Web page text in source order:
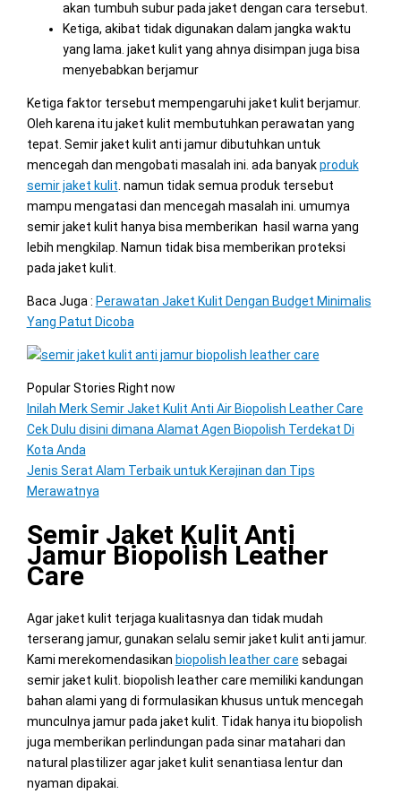
akan tumbuh subur pada jaket dengan cara tersebut.
Ketiga, akibat tidak digunakan dalam jangka waktu
yang lama. jaket kulit yang ahnya disimpan juga bisa
menyebabkan berjamur
Ketiga faktor tersebut mempengaruhi jaket kulit berjamur.
Oleh karena itu jaket kulit membutuhkan perawatan yang
tepat. Semir jaket kulit anti jamur dibutuhkan untuk
mencegah dan mengobati masalah ini. ada banyakproduk
semir jaket kulit. namun tidak semua produk tersebut
mampu mengatasi dan mencegah masalah ini. umumya
semir jaket kulit hanya bisa memberikan hasil warna yang
lebih mengkilap. Namun tidak bisa memberikan proteksi
pada jaket kulit.
Baca Juga : Perawatan Jaket Kulit Dengan Budget Minimalis
Yang Patut Dicoba
Popular Stories Right now
Inilah Merk Semir Jaket Kulit Anti Air Biopolish Leather Care
Cek Dulu disini dimana Alamat Agen Biopolish Terdekat Di
Kota Anda
Jenis Serat Alam Terbaik untuk Kerajinan dan Tips
Merawatnya
Semir Jaket Kulit Anti
Jamur Biopolish Leather
Care
Agar jaket kulit terjaga kualitasnya dan tidak mudah
terserang jamur, gunakan selalu semir jaket kulit anti jamur.
Kami merekomendasikan biopolish leather care sebagai
semir jaket kulit. biopolish leather care memiliki kandungan
bahan alami yang di formulasikan khusus untuk mencegah
munculnya jamur pada jaket kulit. Tidak hanya itu biopolish
juga memberikan perlindungan pada sinar matahari dan
natural plastilizer agar jaket kulit senantiasa lentur dan
nyaman dipakai.